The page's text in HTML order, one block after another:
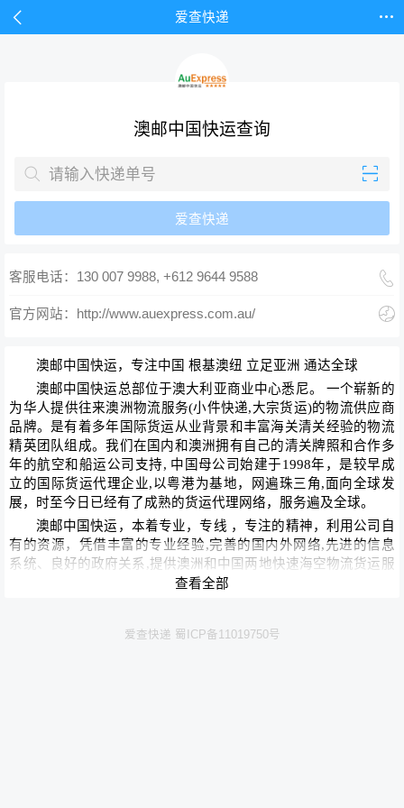
 爱查快递 
澳邮中国快运查询
 
爱查快递
客服电话：130 007 9988, +612 9644 9588 
官方网站：http://www.auexpress.com.au/ 
澳邮中国快运，专注中国 根基澳纽 立足亚洲 通达全球
澳邮中国快运总部位于澳大利亚商业中心悉尼。 一个崭新的
为华人提供往来澳洲物流服务(小件快递,大宗货运)的物流供应商
品牌。是有着多年国际货运从业背景和丰富海关清关经验的物流
精英团队组成。我们在国内和澳洲拥有自己的清关牌照和合作多
年的航空和船运公司支持, 中国母公司始建于1998年，是较早成
立的国际货运代理企业,以粤港为基地，网遍珠三角,面向全球发
展，时至今日已经有了成熟的货运代理网络，服务遍及全球。
澳邮中国快运，本着专业，专线 ，专注的精神，利用公司自
有的资源，凭借丰富的专业经验,完善的国内外网络,先进的信息
系统、良好的政府关系,提供澳洲和中国两地快速海空物流货运服
务。一直以来，为众多的商业客人提供可靠完美的运输方案和有
查看全部
爱查快递 蜀ICP备11019750号